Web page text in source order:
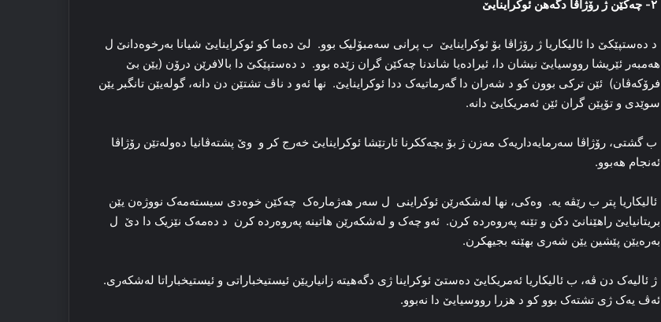
د ده‌ستپێکێ دا ئالیکاریا ژ رۆژاڤا بۆ ئوکراینایێ ب پرانی سه‌مبۆلیک بوو. لێ ده‌ما کو ئوکراینایێ شیانا به‌رخوه‌دانێ ل
هه‌مبه‌ر ئێریشا رووسیایێ نیشان دا، ئیراده‌یا شاندنا چه‌کێن گران زێده‌ بوو. د ده‌ستپێکێ دا بالافرێن درۆن (یێن بێ
فرۆکەڤان) ئێن ترکی بوون کو د شه‌ران دا گەرماتیەک ددا ئوکراینایێ. نها ئه‌و د ناڤ تشتێن دن دانە، گوله‌یێن تانگبر یێن
سوێدی و تۆپێن گران ئێن ئەمریکایێ دانه‌.
ب گشتی، رۆژاڤا سه‌رمایه‌داریه‌ک مه‌زن ژ بۆ بچه‌ککرنا ئارتێشا ئوکراینایێ خەرج کر و وێ پشتەڤانیا دەولەتێن رۆژاڤا
ئەنجام هەبوو.
ئالیکاریا پتر ب رێڤە یە. وەکی، نها له‌شکه‌رێن ئوکراینی ل سه‌ر هه‌ژماره‌ک چه‌کێن خوەدی سیستەمەک نووژه‌ن یێن
بریتانیایێ راهێنانێ دکن و تێنه‌ په‌روه‌رده‌ کرن. ئەو چه‌ک و له‌شکه‌رێن هاتینە پەروەردە کرن د ده‌مه‌ک نێزیک دا دێ ل
بەرەیێن پێشین یێن شەری بهێنە بجیهکرن.
ژ ئالیەک دن ڤە، ب ئالیکاریا ئەمریکایێ دەستێ ئوکراینا ژی دگەهیتە زانیاریێن ئیستیخباراتی و ئیستیخباراتا له‌شکه‌ری.
ئەڤ یەک ژی تشتەک بوو کو د هزرا رووسیایێ دا نەبوو.